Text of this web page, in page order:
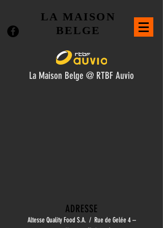
LA MAISON
BELGE
La Maison Belge @ RTBF Auvio
ADRESSE
Altesse Quality Food S.A. / Rue de Gelée 4 –